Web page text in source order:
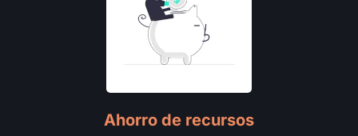
Ahorro de recursos